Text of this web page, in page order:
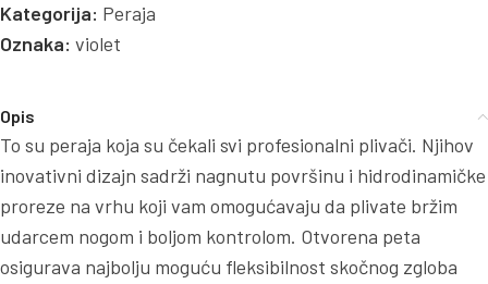
Kategorija: Peraja
Oznaka: violet
Opis
To su peraja koja su čekali svi profesionalni plivači. Njihov
inovativni dizajn sadrži nagnutu površinu i hidrodinamičke
proreze na vrhu koji vam omogućavaju da plivate bržim
udarcem nogom i boljom kontrolom. Otvorena peta
osigurava najbolju moguću fleksibilnost skočnog zgloba